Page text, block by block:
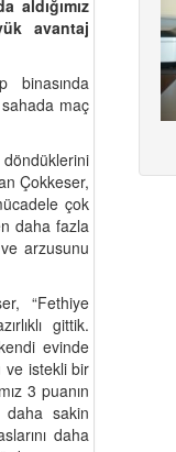
aldığımız
avantaj
binasında
sahada maç
Çokkeser,
çok
daha fazla
arzusunu
“Fethiye
gittik.
evinde
ve istekli bir
3 puanın
daha sakin
daha